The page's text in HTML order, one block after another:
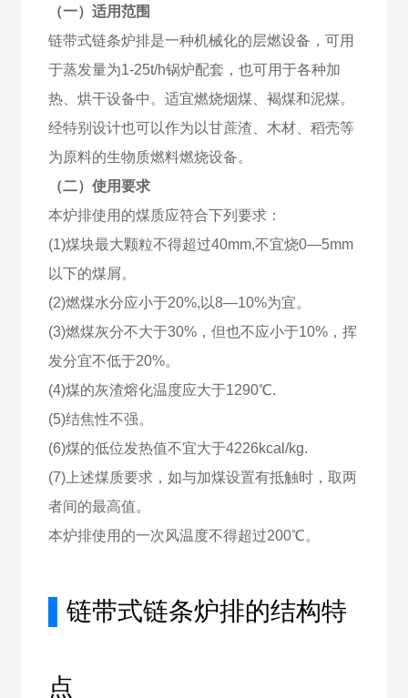
（一）适用范围
链带式链条炉排是一种机械化的层燃设备，可用
于蒸发量为1-25t/h锅炉配套，也可用于各种加
热、烘干设备中。适宜燃烧烟煤、褐煤和泥煤。
经特别设计也可以作为以甘蔗渣、木材、稻壳等
为原料的生物质燃料燃烧设备。
（二）使用要求
本炉排使用的煤质应符合下列要求：
(1)煤块最大颗粒不得超过40mm,不宜烧0—5mm
以下的煤屑。
(2)燃煤水分应小于20%,以8—10%为宜。
(3)燃煤灰分不大于30%，但也不应小于10%，挥
发分宜不低于20%。
(4)煤的灰渣熔化温度应大于1290℃.
(5)结焦性不强。
(6)煤的低位发热值不宜大于4226kcal/kg.
(7)上述煤质要求，如与加煤设置有抵触时，取两
者间的最高值。
本炉排使用的一次风温度不得超过200℃。
链带式链条炉排的结构特
点